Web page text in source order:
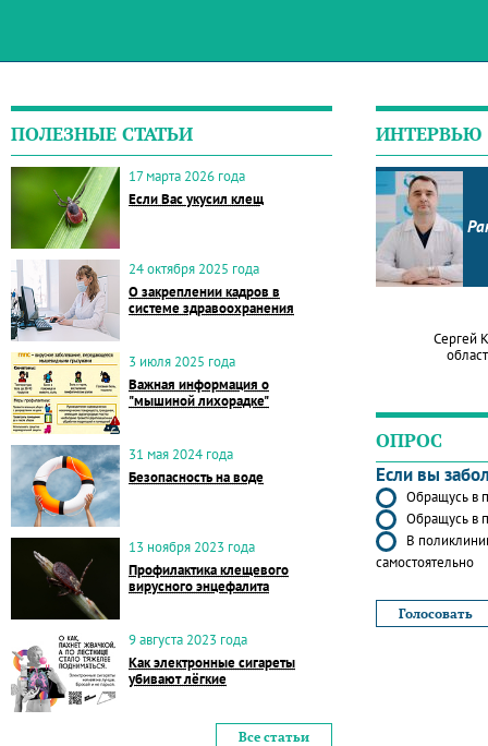
ПОЛЕЗНЫЕ СТАТЬИ
17 марта 2026 года
Если Вас укусил клещ
24 октября 2025 года
О закреплении кадров в
системе здравоохранения
3 июля 2025 года
Важная информация о
"мышиной лихорадке"
31 мая 2024 года
Безопасность на воде
13 ноября 2023 года
Профилактика клещевого
вирусного энцефалита
9 августа 2023 года
Как электронные сигареты
убивают лёгкие
Все статьи
ИНТЕРВЬЮ
Сергей
ОПРОС
Если вы
Обращусь в
Обращусь в
В
самостоятельно